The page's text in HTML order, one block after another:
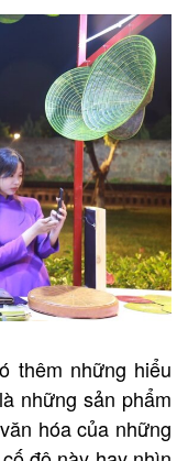
thêm những hiểu
những sản phẩm
hóa của những